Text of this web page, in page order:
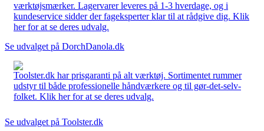
værktøjsmærker. Lagervarer leveres på 1-3 hverdage, og i
kundeservice sidder der fageksperter klar til at rådgive dig. Klik
her for at se deres udvalg.
Se udvalget på DorchDanola.dk
Toolster.dk har prisgaranti på alt værktøj. Sortimentet rummer
udstyr til både professionelle håndværkere og til gør-det-selv-
folket. Klik her for at se deres udvalg.
Se udvalget på Toolster.dk